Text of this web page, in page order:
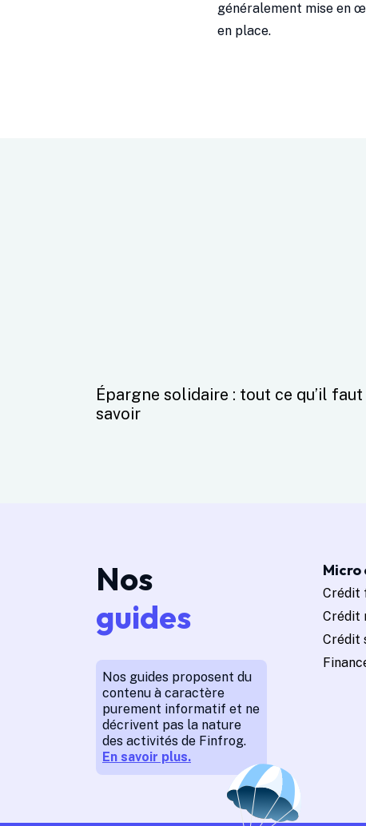
généralement mise en
en place.
Épargne solidaire : tout ce qu’il faut
savoir
Nos
guides
Nos guides proposent du
contenu à caractère
purement informatif et ne
décrivent pas la nature
des activités de Finfrog.
En savoir plus.
Crédit
Crédit
Crédit